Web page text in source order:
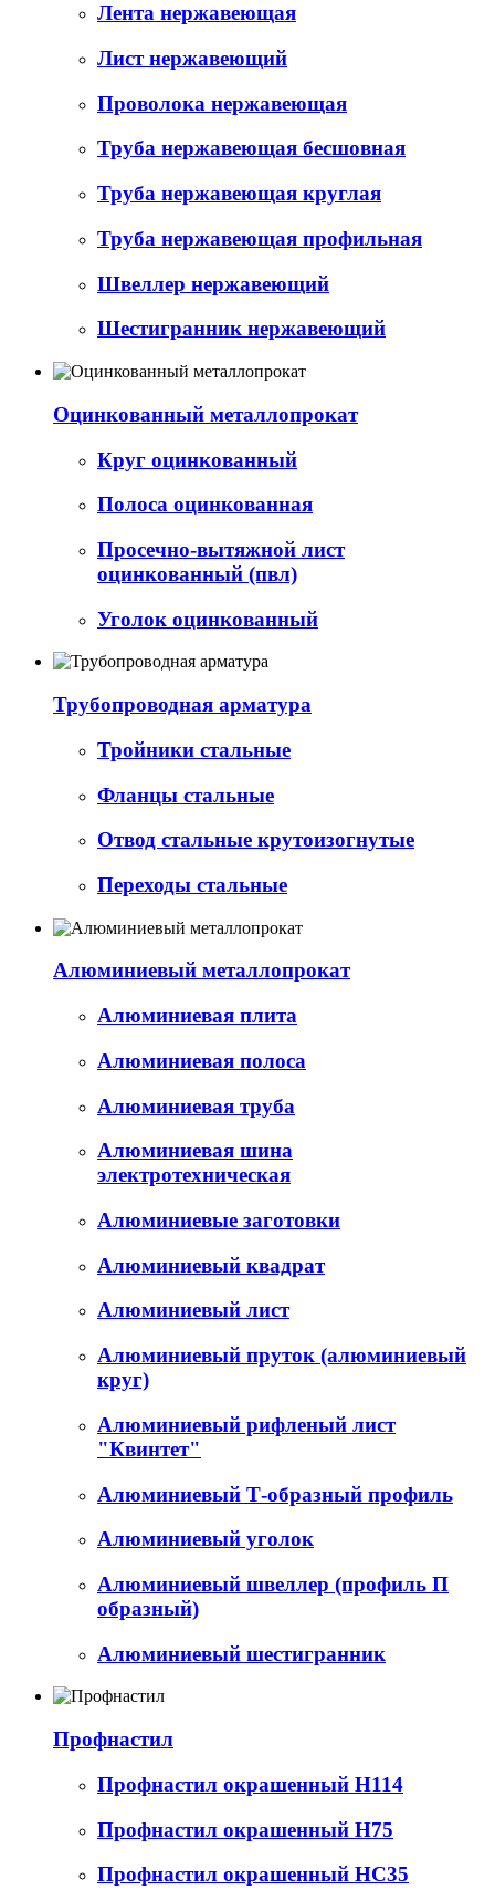
Лента нержавеющая
Лист нержавеющий
Проволока нержавеющая
Труба нержавеющая бесшовная
Труба нержавеющая круглая
Труба нержавеющая профильная
Швеллер нержавеющий
Шестигранник нержавеющий
Оцинкованный металлопрокат
Круг оцинкованный
Полоса оцинкованная
Просечно-вытяжной лист
оцинкованный (пвл)
Уголок оцинкованный
Трубопроводная арматура
Тройники стальные
Фланцы стальные
Отвод стальные крутоизогнутые
Переходы стальные
Алюминиевый металлопрокат
Алюминиевая плита
Алюминиевая полоса
Алюминиевая труба
Алюминиевая шина
электротехническая
Алюминиевые заготовки
Алюминиевый квадрат
Алюминиевый лист
Алюминиевый пруток (алюминиевый
круг)
Алюминиевый рифленый лист
"Квинтет"
Алюминиевый Т-образный профиль
Алюминиевый уголок
Алюминиевый швеллер (профиль П
образный)
Алюминиевый шестигранник
Профнастил
Профнастил окрашенный Н114
Профнастил окрашенный Н75
Профнастил окрашенный НС35